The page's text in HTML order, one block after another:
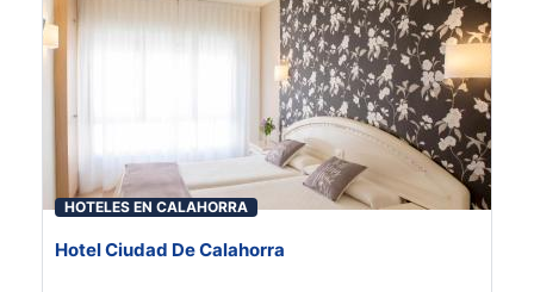
HOTELES EN CALAHORRA
Hotel Ciudad De Calahorra